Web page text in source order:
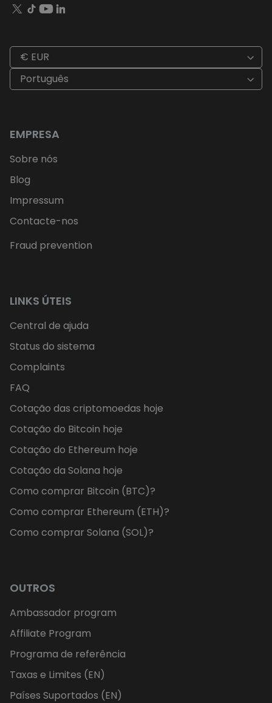
€ EUR
Português
EMPRESA
Sobre nós
Blog
Impressum
Contacte-nos
Fraud prevention
LINKS ÚTEIS
Central de ajuda
Status do sistema
Complaints
FAQ
Cotação das criptomoedas hoje
Cotação do Bitcoin hoje
Cotação do Ethereum hoje
Cotação da Solana hoje
Como comprar Bitcoin (BTC)?
Como comprar Ethereum (ETH)?
Como comprar Solana (SOL)?
OUTROS
Ambassador program
Affiliate Program
Programa de referência
Taxas e Limites (EN)
Países Suportados (EN)